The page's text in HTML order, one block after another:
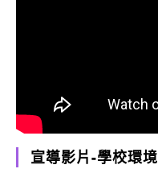
宣導影片-學校環境